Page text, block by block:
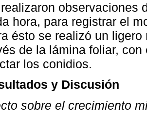
observaciones
hora, para registrar el
ésto se realizó un
de la lámina foliar,
los conidios.
y Discusión
sobre el crecimiento